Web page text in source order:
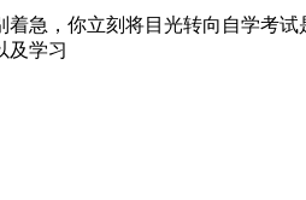
着急，你立刻将目光转向自学考
及学习